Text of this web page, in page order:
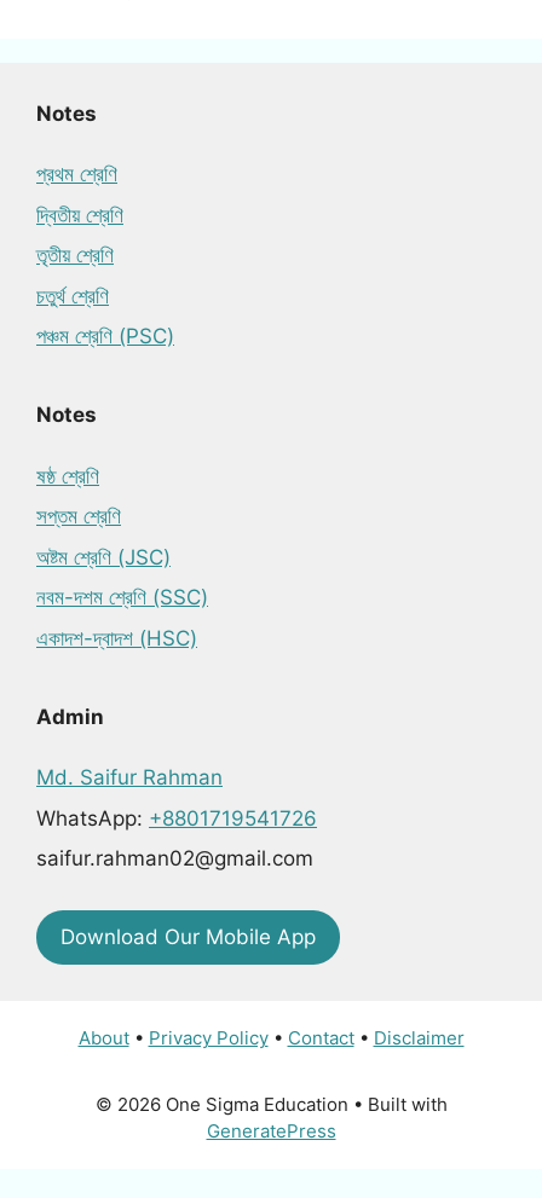
Notes
প্রথম শ্রেণি
দ্বিতীয় শ্রেণি
তৃতীয় শ্রেণি
চতুর্থ শ্রেণি
পঞ্চম শ্রেণি (PSC)
Notes
ষষ্ঠ শ্রেণি
সপ্তম শ্রেণি
অষ্টম শ্রেণি (JSC)
নবম-দশম শ্রেণি (SSC)
একাদশ-দ্বাদশ (HSC)
Admin
Md. Saifur Rahman
WhatsApp: +8801719541726
saifur.rahman02@gmail.com
Download Our Mobile App
About• Privacy Policy• Contact• Disclaimer
© 2026 One Sigma Education • Built with
GeneratePress